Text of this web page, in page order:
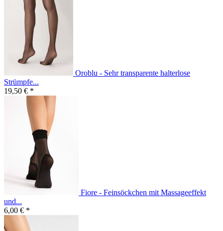
Oroblu - Sehr transparente halterlose
Strümpfe...
19,50 € *
Fiore - Feinsöckchen mit Massageeffekt
und...
6,00 € *